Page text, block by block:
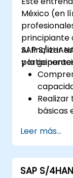
México (en
principiante
SAP S/
y la
Al finalizar
básicas
de
Leer más...
SAP S/